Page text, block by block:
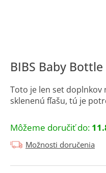
BIBS Baby
Toto je len set doplnkov
sklenenú fľašu, tú je
Môžeme doručiť do:
Možnosti doručenia
?
Hľadať
O